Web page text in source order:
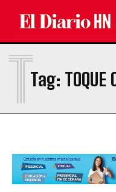
Tag: TOQUE
T